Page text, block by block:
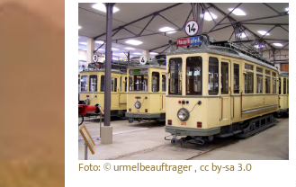
Foto: © urmelbeauftrager , cc by-sa 3.0